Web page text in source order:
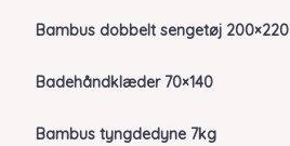
Bambus dobbelt sengetøj 200×220
Badehåndklæder 70×140
Bambus tyngdedyne 7kg